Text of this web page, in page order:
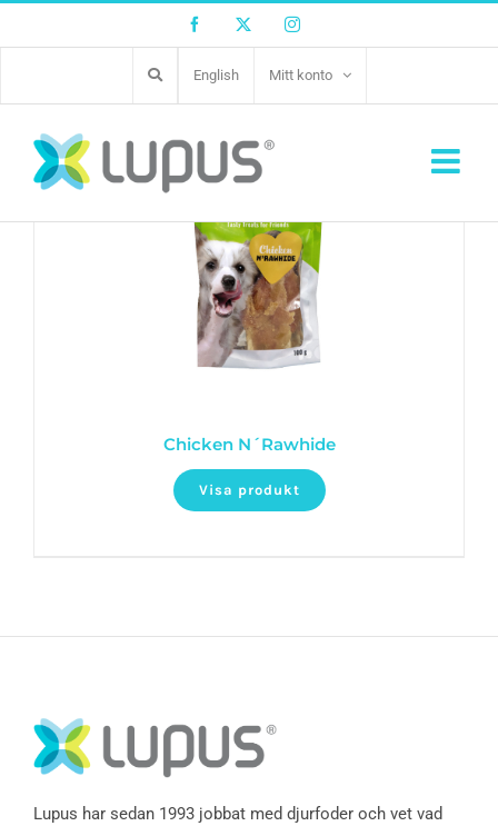
Facebook Twitter Instagram
English Mitt konto
Chicken N´Rawhide
Visa produkt
Lupus har sedan 1993 jobbat med djurfoder och vet vad